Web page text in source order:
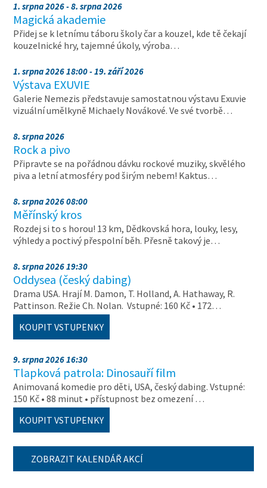
1. srpna 2026 - 8. srpna 2026
Magická akademie
Přidej se k letnímu táboru školy čar a kouzel, kde tě čekají
kouzelnické hry, tajemné úkoly, výroba…
1. srpna 2026 18:00 - 19. září 2026
Výstava EXUVIE
Galerie Nemezis představuje samostatnou výstavu Exuvie
vizuální umělkyně Michaely Novákové. Ve své tvorbě…
8. srpna 2026
Rock a pivo
Připravte se na pořádnou dávku rockové muziky, skvělého
piva a letní atmosféry pod širým nebem! Kaktus…
8. srpna 2026 08:00
Měřínský kros
Rozdej si to s horou! 13 km, Dědkovská hora, louky, lesy,
výhledy a poctivý přespolní běh. Přesně takový je…
8. srpna 2026 19:30
Oddysea (český dabing)
Drama USA. Hrají M. Damon, T. Holland, A. Hathaway, R.
Pattinson. Režie Ch. Nolan. Vstupné: 160 Kč • 172…
KOUPIT VSTUPENKY
9. srpna 2026 16:30
Tlapková patrola: Dinosauří film
Animovaná komedie pro děti, USA, český dabing. Vstupné:
150 Kč • 88 minut • přístupnost bez omezení …
KOUPIT VSTUPENKY
ZOBRAZIT KALENDÁŘ AKCÍ